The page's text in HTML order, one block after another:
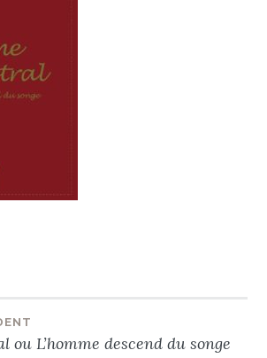
L’homme descend du songe